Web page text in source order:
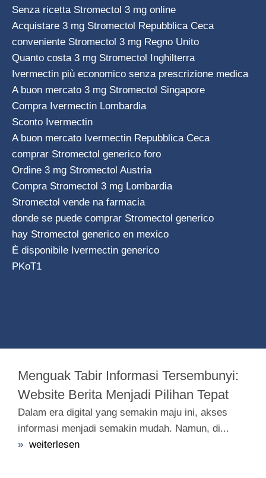
Senza ricetta Stromectol 3 mg online
Acquistare 3 mg Stromectol Repubblica Ceca
conveniente Stromectol 3 mg Regno Unito
Quanto costa 3 mg Stromectol Inghilterra
Ivermectin più economico senza prescrizione medica
A buon mercato 3 mg Stromectol Singapore
Compra Ivermectin Lombardia
Sconto Ivermectin
A buon mercato Ivermectin Repubblica Ceca
comprar Stromectol generico foro
Ordine 3 mg Stromectol Austria
Compra Stromectol 3 mg Lombardia
Stromectol vende na farmacia
donde se puede comprar Stromectol generico
hay Stromectol generico en mexico
È disponibile Ivermectin generico
PKoT1
Menguak Tabir Informasi Tersembunyi:
Website Berita Menjadi Pilihan Tepat
Dalam era digital yang semakin maju ini, akses
informasi menjadi semakin mudah. Namun, di...
» weiterlesen